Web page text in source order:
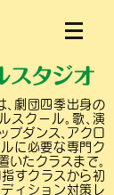
､劇団四季出身の
スクール｡歌､演
プダンス､アクロ
に必要な専門ク
いたクラスまで｡
すクラスから初
ィション対策レ